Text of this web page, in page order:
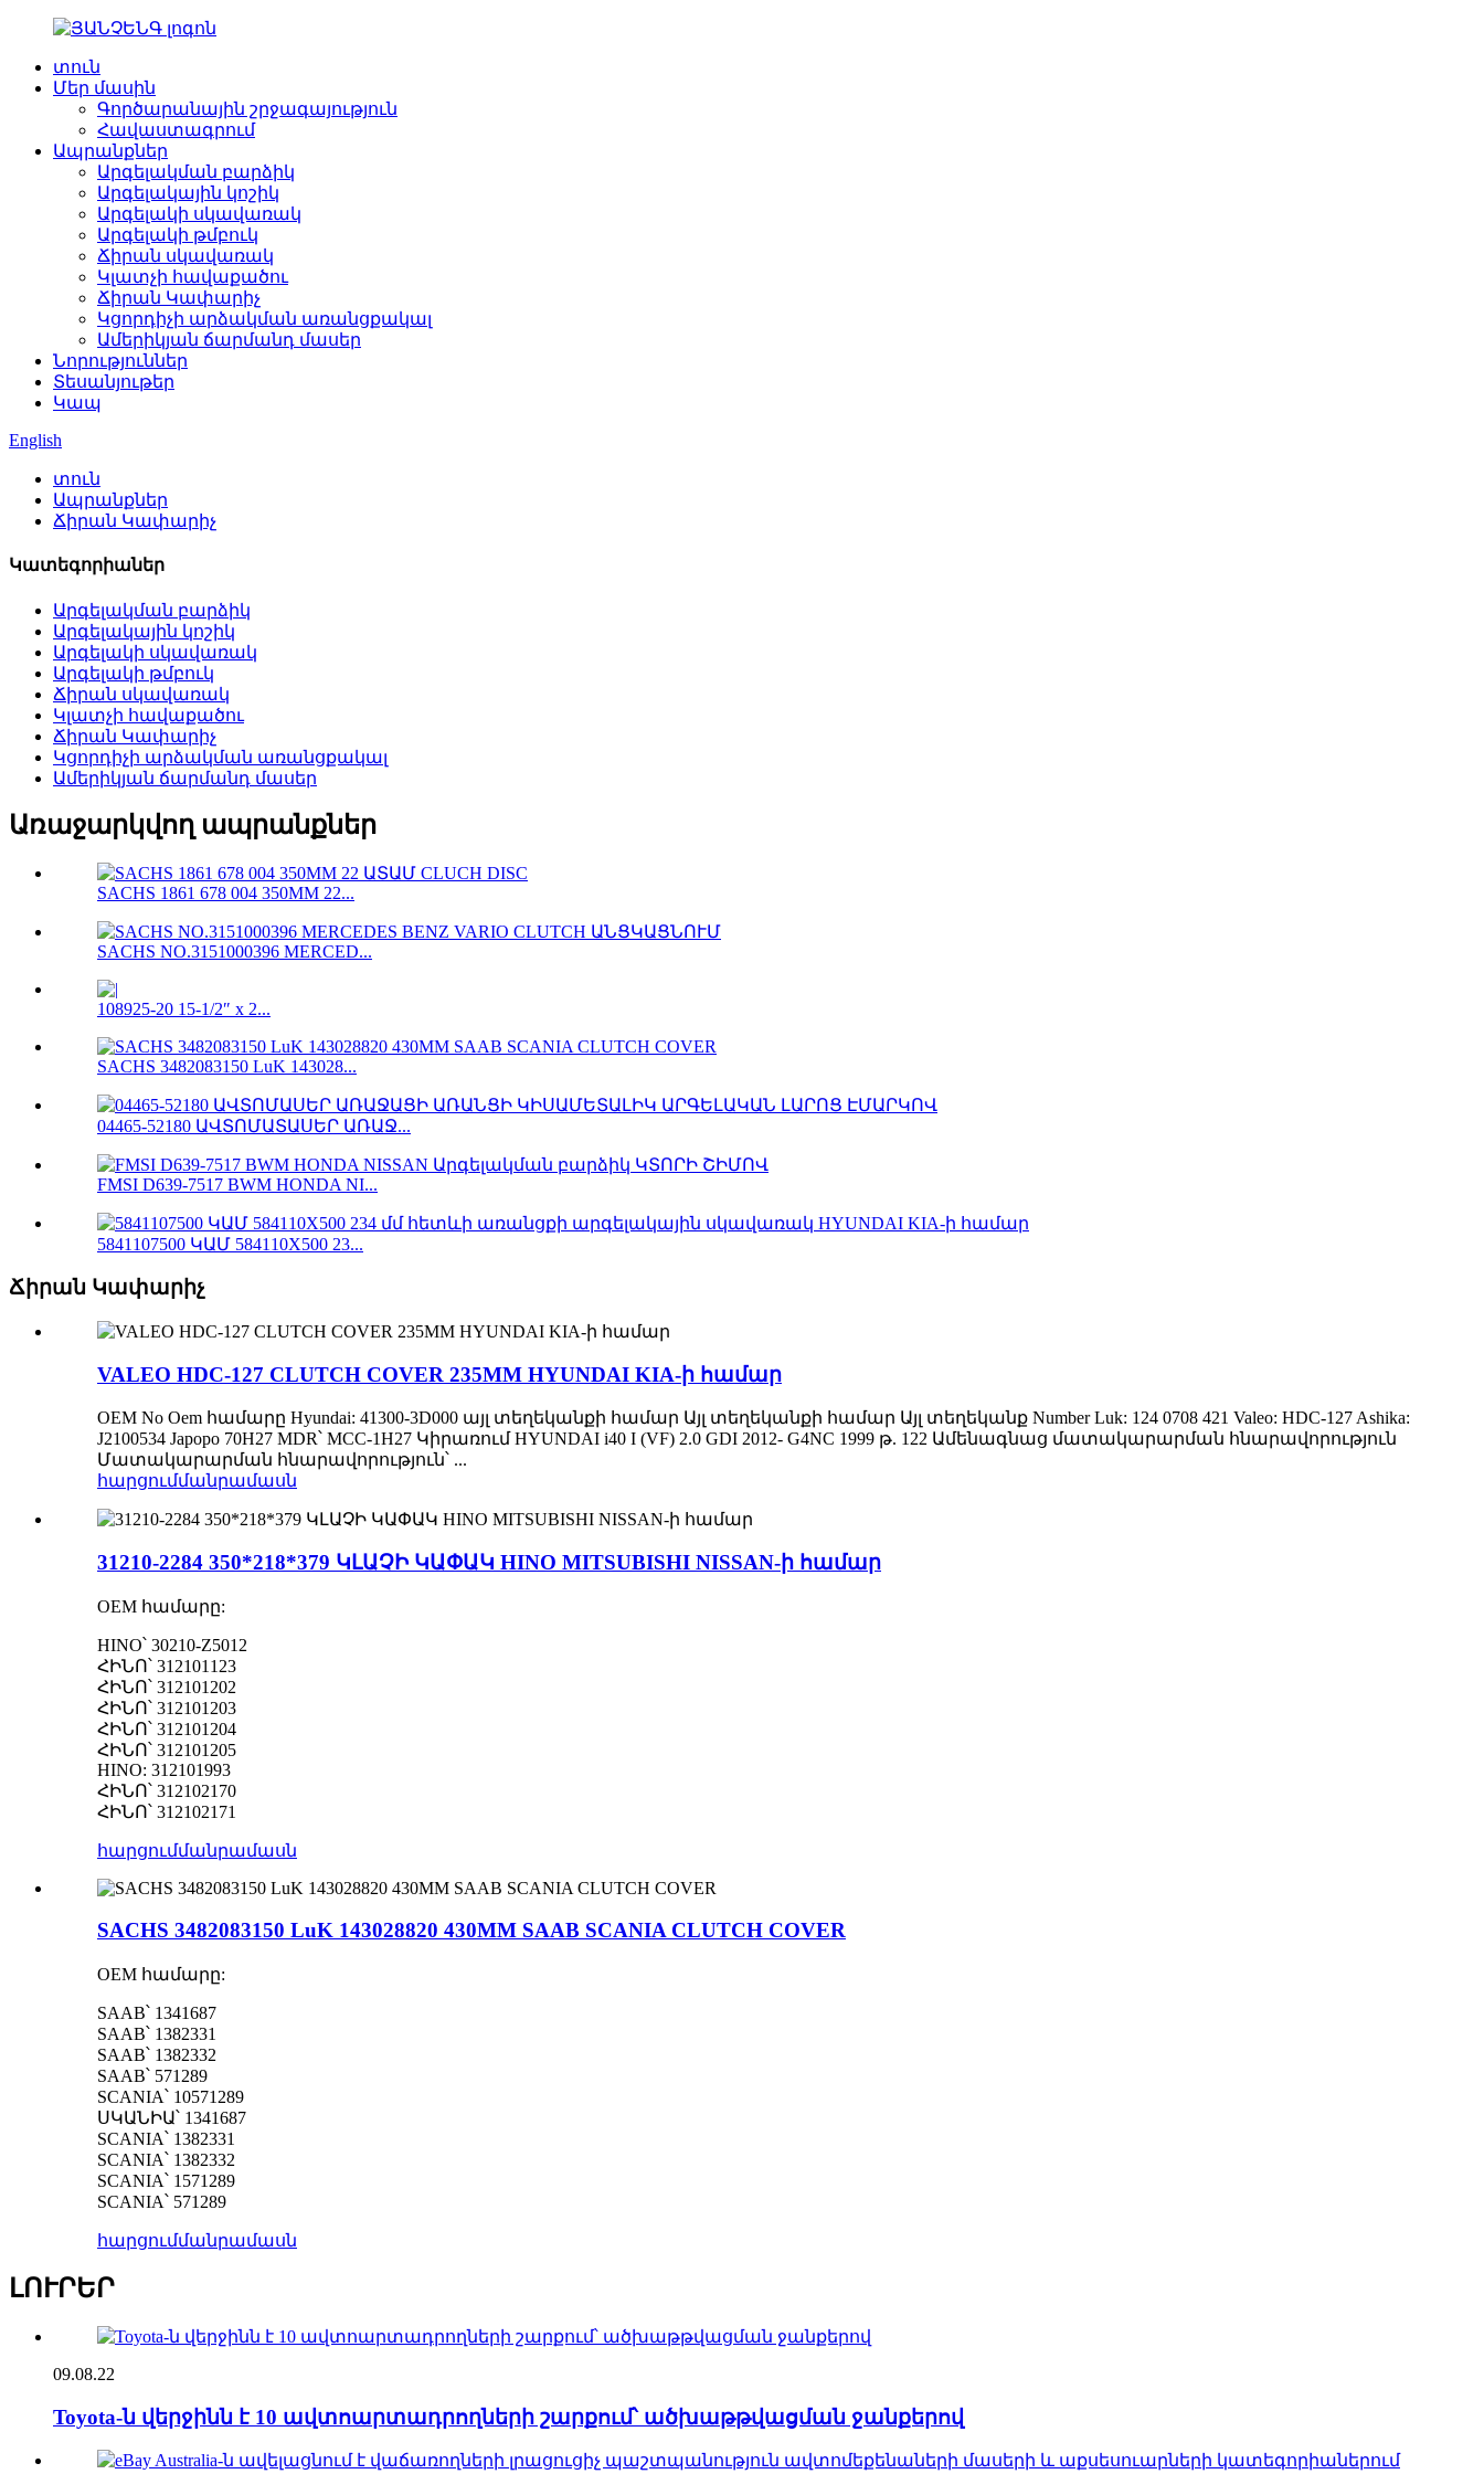
տուն
Մեր մասին
Գործարանային շրջագայություն
Հավաստագրում
Ապրանքներ
Արգելակման բարձիկ
Արգելակային կոշիկ
Արգելակի սկավառակ
Արգելակի թմբուկ
Ճիրան սկավառակ
Կլատչի հավաքածու
Ճիրան Կափարիչ
Կցորդիչի արձակման առանցքակալ
Ամերիկյան ճարմանդ մասեր
Նորություններ
Տեսանյութեր
Կապ
English
տուն
Ապրանքներ
Ճիրան Կափարիչ
Կատեգորիաներ
Արգելակման բարձիկ
Արգելակային կոշիկ
Արգելակի սկավառակ
Արգելակի թմբուկ
Ճիրան սկավառակ
Կլատչի հավաքածու
Ճիրան Կափարիչ
Կցորդիչի արձակման առանցքակալ
Ամերիկյան ճարմանդ մասեր
Առաջարկվող ապրանքներ
SACHS 1861 678 004 350MM 22...
SACHS NO.3151000396 MERCED...
108925-20 15-1/2″ x 2...
SACHS 3482083150 LuK 143028...
04465-52180 ԱՎՏՈՄԱՏԱՍԵՐ ԱՌԱՋ...
FMSI D639-7517 BWM HONDA NI...
5841107500 ԿԱՄ 584110X500 23...
Ճիրան Կափարիչ
VALEO HDC-127 CLUTCH COVER 235MM HYUNDAI KIA-ի համար
OEM No Oem համարը Hyundai: 41300-3D000 այլ տեղեկանքի համար Այլ տեղեկանքի համար Այլ տեղեկանք Number Luk: 124 0708 421 Valeo: HDC-127 Ashika:
J2100534 Japopo 70H27 MDR՝ MCC-1H27 Կիրառում HYUNDAI i40 I (VF) 2.0 GDI 2012- G4NC 1999 թ. 122 Ամենագնաց մատակարարման հնարավորություն
Մատակարարման հնարավորություն՝ ...
հարցումմանրամասն
31210-2284 350*218*379 ԿԼԱՉԻ ԿԱՓԱԿ HINO MITSUBISHI NISSAN-ի համար
OEM համարը:
HINO՝ 30210-Z5012
ՀԻՆՈ՝ 312101123
ՀԻՆՈ՝ 312101202
ՀԻՆՈ՝ 312101203
ՀԻՆՈ՝ 312101204
ՀԻՆՈ՝ 312101205
HINO: 312101993
ՀԻՆՈ՝ 312102170
ՀԻՆՈ՝ 312102171
հարցումմանրամասն
SACHS 3482083150 LuK 143028820 430MM SAAB SCANIA CLUTCH COVER
OEM համարը:
SAAB՝ 1341687
SAAB՝ 1382331
SAAB՝ 1382332
SAAB՝ 571289
SCANIA՝ 10571289
ՍԿԱՆԻԱ՝ 1341687
SCANIA՝ 1382331
SCANIA՝ 1382332
SCANIA՝ 1571289
SCANIA՝ 571289
հարցումմանրամասն
ԼՈՒՐԵՐ
09.08.22
Toyota-ն վերջինն է 10 ավտոարտադրողների շարքում՝ ածխաթթվացման ջանքերով